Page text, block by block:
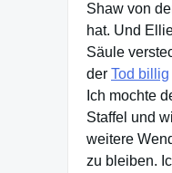
Shaw von
hat. Und
Säule
der Tod billig
Ich mochte
Staffel und
weitere
zu bleiben.